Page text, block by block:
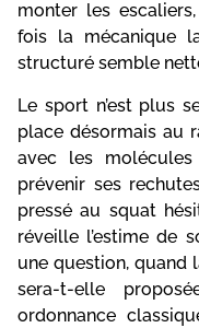
monter les
fois la mécanique
structuré semble
Le sport n’est plus
place désormais au
avec les
prévenir ses
pressé au squat
réveille l’estime de
une question, quand
sera-t-elle
ordonnance